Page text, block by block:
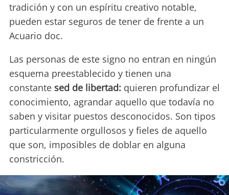
tradición y con un espíritu creativo notable,
pueden estar seguros de tener de frente a un
Acuario doc.
Las personas de este signo no entran en ningún
esquema preestablecido y tienen una
constante sed de libertad: quieren profundizar el
conocimiento, agrandar aquello que todavía no
saben y visitar puestos desconocidos. Son tipos
particularmente orgullosos y fieles de aquello
que son, imposibles de doblar en alguna
constricción.